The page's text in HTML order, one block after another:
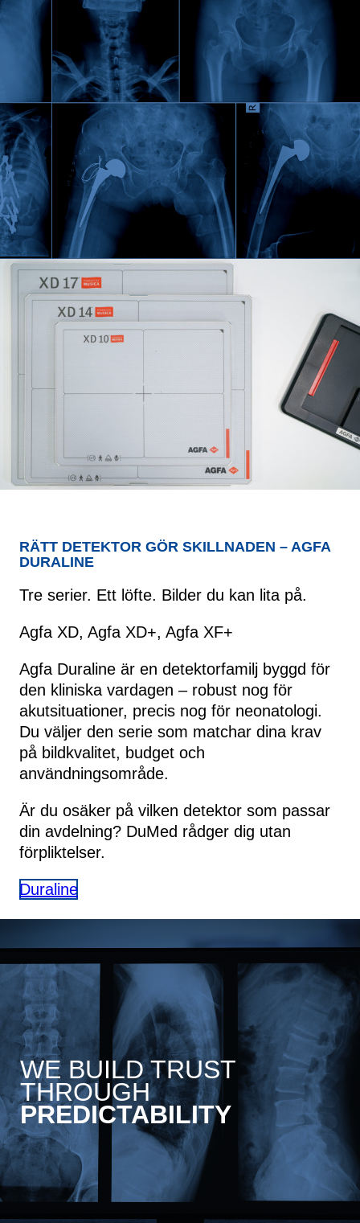
RÄTT DETEKTOR GÖR SKILLNADEN – AGFA
DURALINE
Tre serier. Ett löfte. Bilder du kan lita på.
Agfa XD, Agfa XD+, Agfa XF+
Agfa Duraline är en detektorfamilj byggd för
den kliniska vardagen – robust nog för
akutsituationer, precis nog för neonatologi.
Du väljer den serie som matchar dina krav
på bildkvalitet, budget och
användningsområde.
Är du osäker på vilken detektor som passar
din avdelning? DuMed rådger dig utan
förpliktelser.
Duraline
WE BUILD TRUST
THROUGH
PREDICTABILITY